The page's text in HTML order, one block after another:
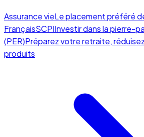
Assurance vieLe placement préféré
FrançaisSCPIInvestir dans la pierre-
(PER)Préparez votre retraite,
produits